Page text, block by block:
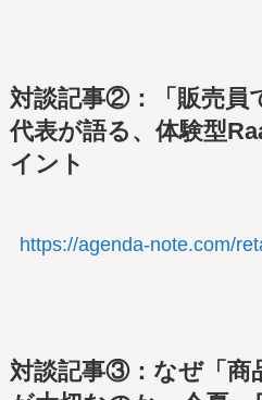
対談記事②：「販売員
代表が語る、体験型
イント
https://agenda-note.com/
対談記事③：なぜ「商